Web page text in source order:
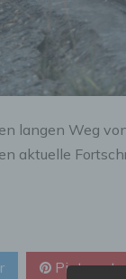
langen Weg
aktuelle
Pinterest